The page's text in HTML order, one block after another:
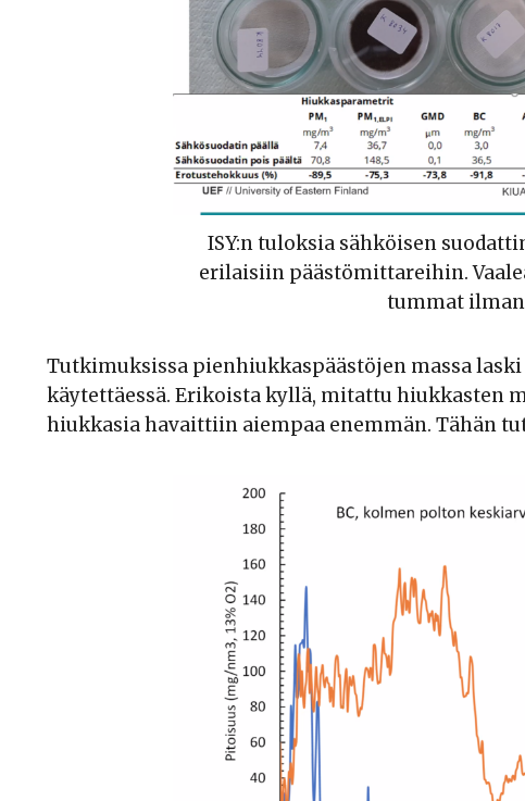
ISY:n tuloksia sähköisen
erilaisiin päästömittareihin.
tummat ilman
Tutkimuksissa pienhiukkaspäästöjen massa
käytettäessä. Erikoista kyllä, mitattu hiukkasten
hiukkasia havaittiin aiempaa enemmän. Tähän